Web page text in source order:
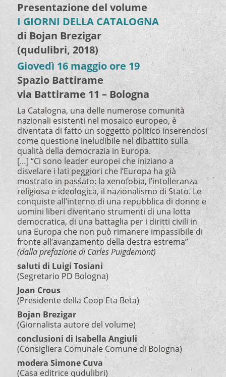
Presentazione del volume
I GIORNI DELLA CATALOGNA
di Bojan Brezigar
(qudulibri, 2018)
Giovedì 16 maggio ore 19
Spazio Battirame
via Battirame 11 – Bologna
La Catalogna, una delle numerose comunità
nazionali esistenti nel mosaico europeo, è
diventata di fatto un soggetto politico inserendosi
come questione ineludibile nel dibattito sulla
qualità della democrazia in Europa.
[…] “Ci sono leader europei che iniziano a
disvelare i lati peggiori che l’Europa ha già
mostrato in passato: la xenofobia, l’intolleranza
religiosa e ideologica, il nazionalismo di Stato. Le
conquiste all’interno di una repubblica di donne e
uomini liberi diventano strumenti di una lotta
democratica, di una battaglia per i diritti civili in
una Europa che non può rimanere impassibile di
fronte all’avanzamento della destra estrema”
(dalla prefazione di Carles Puigdemont)
saluti di Luigi Tosiani
(Segretario PD Bologna)
Joan Crous
(Presidente della Coop Eta Beta)
Bojan Brezigar
(Giornalista autore del volume)
conclusioni di Isabella Angiuli
(Consigliera Comunale Comune di Bologna)
modera Simone Cuva
(Casa editrice qudulibri)